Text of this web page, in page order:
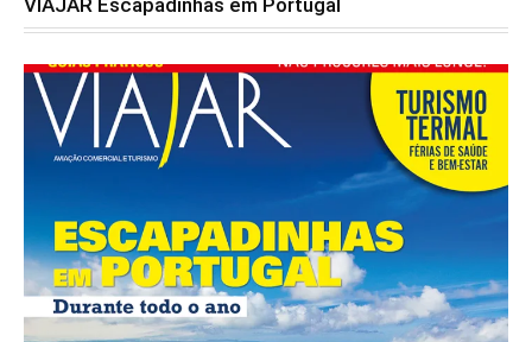
VIAJAR Escapadinhas em Portugal